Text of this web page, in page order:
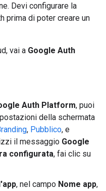
Devi configurare la
prima di poter creare un
vai a Google Auth
Auth Platform, puoi
della schermata
, Pubblico, e
il messaggio Google
configurata, fai clic su
, nel campo Nome app,